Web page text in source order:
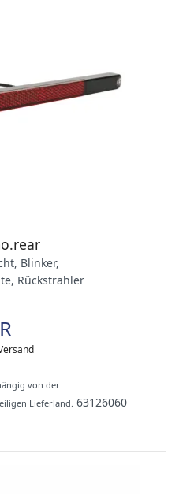
Blinker,
Rückstrahler
von der
Lieferland. 63126060